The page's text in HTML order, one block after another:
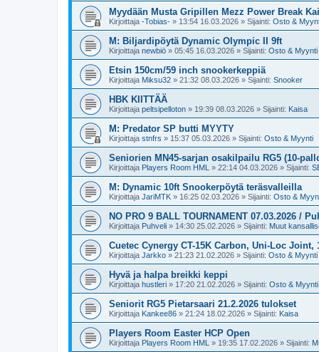
Myydään Musta Gripillen Mezz Power Break Kai
Kirjoittaja -Tobias- » 13:54 16.03.2026 » Sijainti: Osto &
M: Biljardipöytä Dynamic Olympic II 9ft
Kirjoittaja newbiö » 05:45 16.03.2026 » Sijainti: Osto & Myynti
Etsin 150cm/59 inch snookerkeppiä
Kirjoittaja Miksu32 » 21:32 08.03.2026 » Sijainti: Snooker
HBK KIITTÄÄ
Kirjoittaja peltsipelloton » 19:39 08.03.2026 » Sijainti: Kaisa
M: Predator SP butti MYYTY
Kirjoittaja stnfrs » 15:37 05.03.2026 » Sijainti: Osto & Myynti
Seniorien MN45-sarjan osakilpailu RG5 (10-
Kirjoittaja Players Room HML » 22:14 04.03.2026 » Sijainti:
M: Dynamic 10ft Snookerpöytä teräsvalleilla
Kirjoittaja JariMTK » 16:25 02.03.2026 » Sijainti: Osto &
NO PRO 9 BALL TOURNAMENT 07.03.2026 /
Kirjoittaja Puhveli » 14:30 25.02.2026 » Sijainti: Muut
Cuetec Cynergy CT-15K Carbon, Uni-Loc Joint,
Kirjoittaja Jarkko » 21:23 21.02.2026 » Sijainti: Osto & Myynti
Hyvä ja halpa breikki keppi
Kirjoittaja hustleri » 17:20 21.02.2026 » Sijainti: Osto & Myynti
Seniorit RG5 Pietarsaari 21.2.2026 tulokset
Kirjoittaja Kankee86 » 21:24 18.02.2026 » Sijainti: Kaisa
Players Room Easter HCP Open
Kirjoittaja Players Room HML » 19:35 17.02.2026 » Sijainti: